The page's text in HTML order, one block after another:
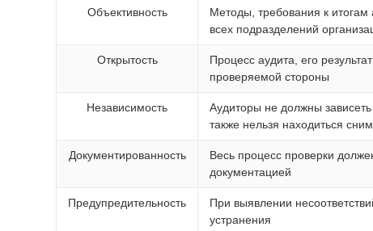
Объективность
Методы, требования к
всех подразделений
Открытость
Процесс аудита, его
проверяемой стороны
Независимость
Аудиторы не должны
также нельзя находиться
Документированность
Весь процесс проверки
документацией
Предупредительность
При выявлении
устранения